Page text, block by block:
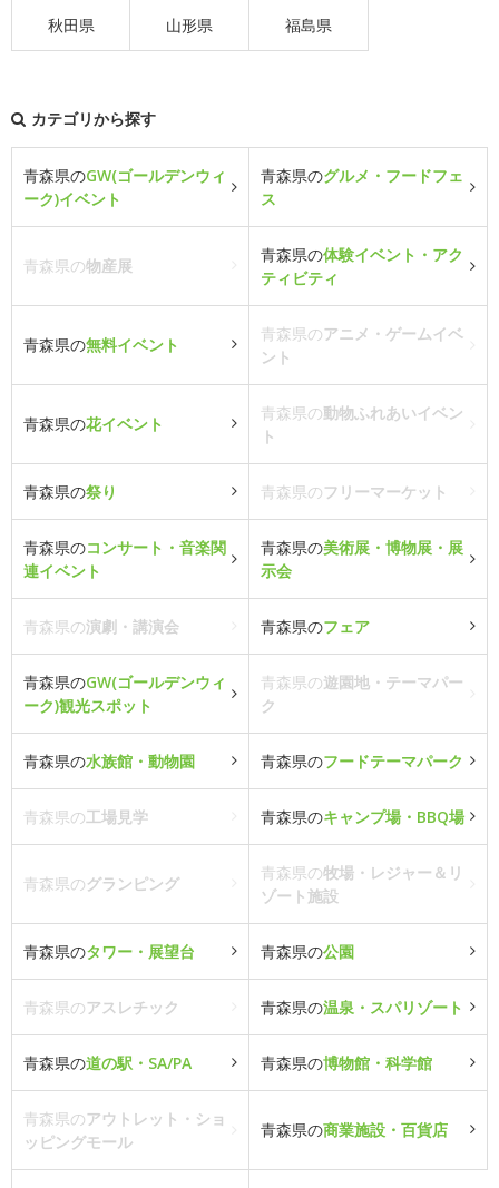
秋田県 山形県 福島県
カテゴリから探す
青森県のGW(ゴールデンウィ
ーク)イベント
青森県のグルメ・フードフェ
ス
青森県の物産展
青森県の体験イベント・アク
ティビティ
青森県の無料イベント
青森県のアニメ・ゲームイベ
ント
青森県の花イベント
青森県の動物ふれあいイベン
ト
青森県の祭り 青森県のフリーマーケット
青森県のコンサート・音楽関
連イベント
青森県の美術展・博物展・展
示会
青森県の演劇・講演会 青森県のフェア
青森県のGW(ゴールデンウィ
ーク)観光スポット
青森県の遊園地・テーマパー
ク
青森県の水族館・動物園 青森県のフードテーマパーク
青森県の工場見学 青森県のキャンプ場・BBQ場
青森県のグランピング
青森県の牧場・レジャー＆リ
ゾート施設
青森県のタワー・展望台 青森県の公園
青森県のアスレチック 青森県の温泉・スパリゾート
青森県の道の駅・SA/PA 青森県の博物館・科学館
青森県のアウトレット・ショ
ッピングモール
青森県の商業施設・百貨店